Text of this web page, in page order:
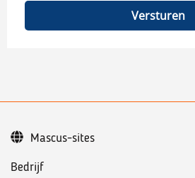
Versturen
Bedrijf
Mascus-sites